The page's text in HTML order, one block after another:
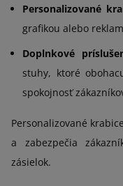
Personalizované
grafikou alebo
Doplnkové
stuhy, ktoré
spokojnosť
Personalizované
a zabezpečia
zásielok.